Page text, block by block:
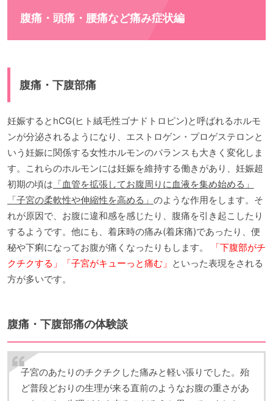
腹痛・頭痛・腰痛など痛み症状編
腹痛・下腹部痛
妊娠するとhCG(ヒト絨毛性ゴナドトロピン)と呼ばれるホルモ
ンが分泌されるようになり、エストロゲン・プロゲステロンと
いう妊娠に関係する女性ホルモンのバランスも大きく変化しま
す。これらのホルモンには妊娠を維持する働きがあり、妊娠超
初期の頃は 「血管を拡張してお腹周りに血液を集め始める」
「子宮の柔軟性や伸縮性を高める」 のような作用をします。そ
れが原因で、お腹に違和感を感じたり、腹痛を引き起こしたり
するようです。他にも、着床時の痛み(着床痛)であったり、便
秘や下痢になってお腹が痛くなったりもします。
「下腹部がチ
クチクする」「子宮がキューっと痛む」 といった表現をされる
方が多いです。
腹痛・下腹部痛の体験談
子宮のあたりのチクチクした痛みと軽い張りでした。殆
ど普段どおりの生理が来る直前のようなお腹の重さがあ